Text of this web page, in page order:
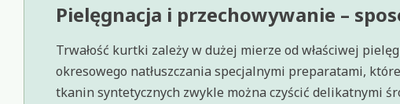
Pielęgnacja i przechowywanie –
Trwałość kurtki zależy w dużej mierze od właściwej
okresowego natłuszczania specjalnymi preparatami,
tkanin syntetycznych zwykle można czyścić delikatnymi